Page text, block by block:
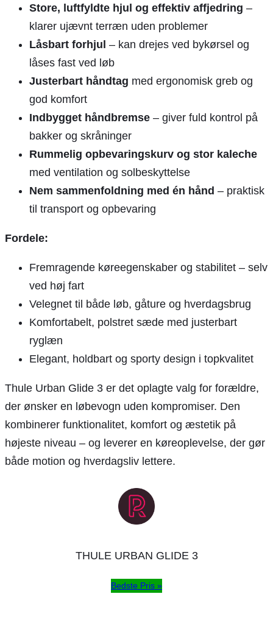
Store, luftfyldte hjul og effektiv affjedring –
klarer ujævnt terræn uden problemer
Låsbart forhjul – kan drejes ved bykørsel og
låses fast ved løb
Justerbart håndtag med ergonomisk greb og
god komfort
Indbygget håndbremse – giver fuld kontrol på
bakker og skråninger
Rummelig opbevaringskurv og stor kaleche
med ventilation og solbeskyttelse
Nem sammenfoldning med én hånd – praktisk
til transport og opbevaring
Fordele:
Fremragende køreegenskaber og stabilitet – selv
ved høj fart
Velegnet til både løb, gåture og hverdagsbrug
Komfortabelt, polstret sæde med justerbart
ryglæn
Elegant, holdbart og sporty design i topkvalitet
Thule Urban Glide 3 er det oplagte valg for forældre,
der ønsker en løbevogn uden kompromiser. Den
kombinerer funktionalitet, komfort og æstetik på
højeste niveau – og leverer en køreoplevelse, der gør
både motion og hverdagsliv lettere.
THULE URBAN GLIDE 3
Bedste Pris »